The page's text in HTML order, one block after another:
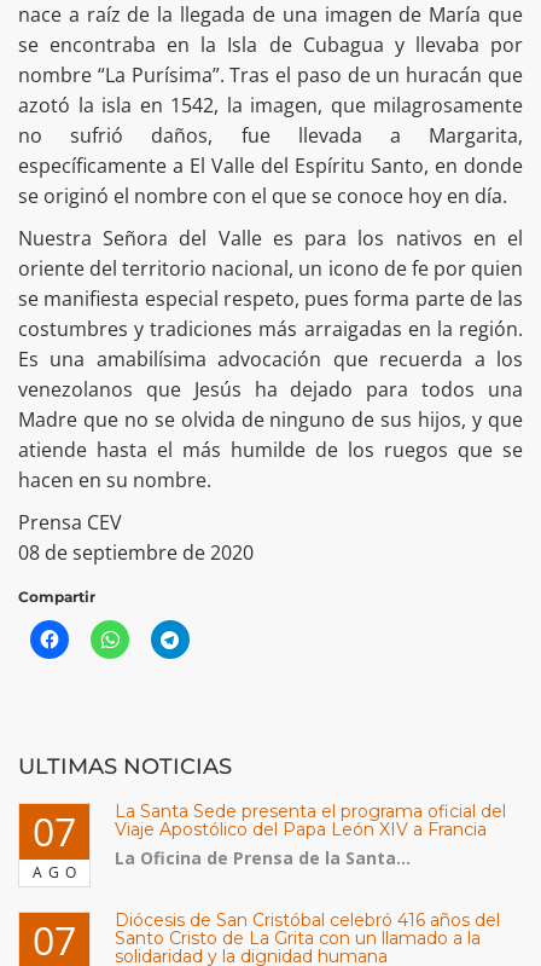
nace a raíz de la llegada de una imagen de María que
se encontraba en la Isla de Cubagua y llevaba por
nombre “La Purísima”. Tras el paso de un huracán que
azotó la isla en 1542, la imagen, que milagrosamente
no sufrió daños, fue llevada a Margarita,
específicamente a El Valle del Espíritu Santo, en donde
se originó el nombre con el que se conoce hoy en día.
Nuestra Señora del Valle es para los nativos en el
oriente del territorio nacional, un icono de fe por quien
se manifiesta especial respeto, pues forma parte de las
costumbres y tradiciones más arraigadas en la región.
Es una amabilísima advocación que recuerda a los
venezolanos que Jesús ha dejado para todos una
Madre que no se olvida de ninguno de sus hijos, y que
atiende hasta el más humilde de los ruegos que se
hacen en su nombre.
Prensa CEV
08 de septiembre de 2020
Compartir
ULTIMAS NOTICIAS
07
AGO
La Santa Sede presenta el programa oficial del
Viaje Apostólico del Papa León XIV a Francia
La Oficina de Prensa de la Santa...
07
Diócesis de San Cristóbal celebró 416 años del
Santo Cristo de La Grita con un llamado a la
solidaridad y la dignidad humana